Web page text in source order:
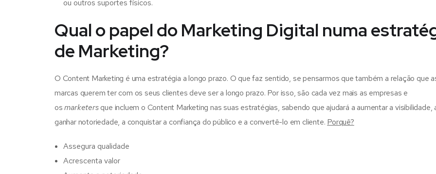
ou outros suportes físicos.
Qual o papel do Marketing Digital numa
de Marketing?
O Content Marketing é uma estratégia a longo prazo. O que faz sentido, se pensarmos que também a relação que
marcas querem ter com os seus clientes deve ser a longo prazo. Por isso, são cada vez mais as empresas e
osmarketersque incluem o Content Marketing nas suas estratégias, sabendo que ajudará a aumentar a visibilidade,
ganhar notoriedade, a conquistar a confiança do público e a convertê-lo em cliente. Porquê?
Assegura qualidade
Acrescenta valor